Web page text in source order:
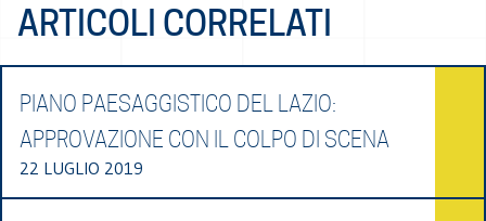
ARTICOLI CORRELATI
PIANO PAESAGGISTICO DEL LAZIO:
APPROVAZIONE CON IL COLPO DI SCENA
22 LUGLIO 2019